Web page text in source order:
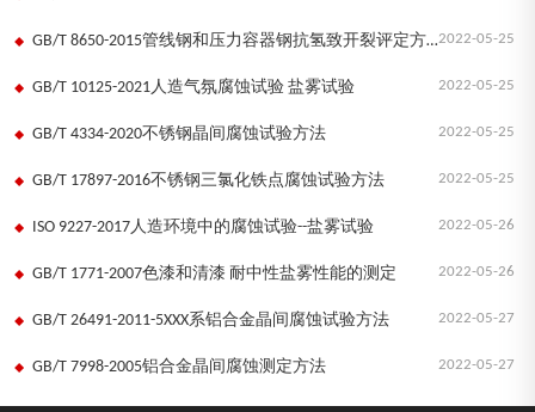
2022-05-25
GB/T 8650-2015管线钢和压力容器钢抗氢致开裂评定方法
2022-05-25
GB/T 10125-2021人造气氛腐蚀试验 盐雾试验
2022-05-25
GB/T 4334-2020不锈钢晶间腐蚀试验方法
2022-05-25
GB/T 17897-2016不锈钢三氯化铁点腐蚀试验方法
2022-05-26
ISO 9227-2017人造环境中的腐蚀试验--盐雾试验
2022-05-26
GB/T 1771-2007色漆和清漆 耐中性盐雾性能的测定
2022-05-27
GB/T 26491-2011-5XXX系铝合金晶间腐蚀试验方法
2022-05-27
GB/T 7998-2005铝合金晶间腐蚀测定方法